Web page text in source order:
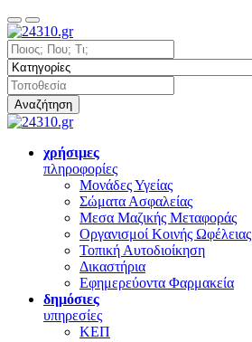
Αναζήτηση
χρήσιμες
πληροφορίες
Μονάδες Υγείας
Σώματα Ασφαλείας
Μεσα Μαζικής Μεταφοράς
Οργανισμοί Κοινής Ωφέλειας
Τοπική Αυτοδιοίκηση
Δικαστήρια
Εφημερεύοντα Φαρμακεία
δημόσιες
υπηρεσίες
ΚΕΠ